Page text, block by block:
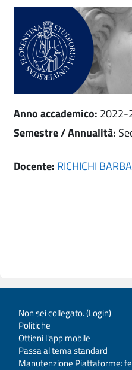
Anno accademico: 2022-
Semestre / Annualità:
Docente: RICHICHI
Non sei collegato. (Login)
Politiche
Ottieni l'app mobile
Passa al tema standard
Manutenzione Piattaforme: